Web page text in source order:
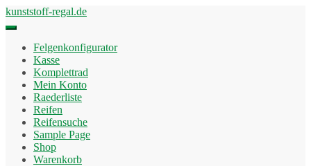
Skip
to
kunststoff-regal.de
Felgenkonfigurator
Kasse
Komplettrad
Mein Konto
Raederliste
Reifen
Reifensuche
Sample Page
Shop
Warenkorb